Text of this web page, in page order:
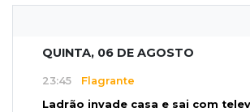
QUINTA, 06 DE AGOSTO
23:45 Flagrante
Ladrão invade casa e sai com